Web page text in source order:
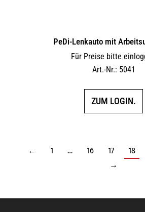
PeDi-Lenkauto mit
Für Preise bitte
Art.-Nr.: 5041
ZUM LOGIN.
← 1 … 16 17 18
→